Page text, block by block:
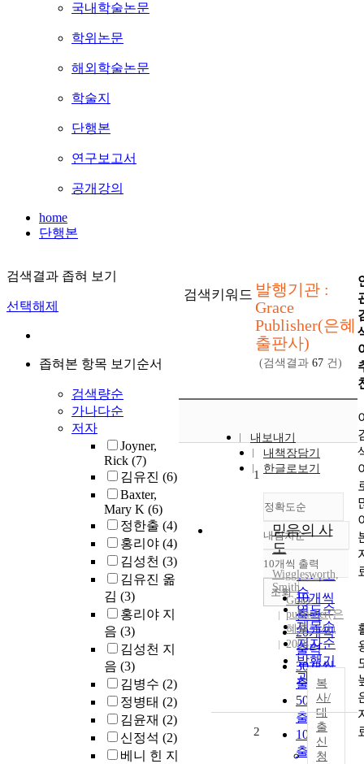
국내학술논문
학위논문
해외학술논문
학술지
단행본
연구보고서
공개강의
home
단행본
검색결과 좁혀 보기
선택해제
좁혀본 항목 보기순서
검색량순
가나다순
저자
Joyner,
Rick (7)
김유진 (6)
Baxter,
Mary K (6)
정한출 (4)
홍리야 (4)
김성천 (3)
김유진 옮
김 (3)
홍리야 지
음 (3)
김성천 지
음 (3)
김병수 (2)
정병태 (2)
김윤재 (2)
신정석 (2)
베니 힌 지
검색키워드 발행기관 :
Grace
Publisher(은혜
출판사)
(검색결과 67 건)
내보내기
내책장담기
한글로보기
정확도순
정확도
순
인기도
순
연도순
제목순
저자순
발행기
관순
내림차순
내림차순
10개씩 출력
10개씩
출력
20개씩
출력
30개씩
출력
50개씩
출력
100개씩
출력
조회
1
믿음의 사
도
Wigglesworth,
Smith
Grace
publisher(은
혜출판사)
2008
복
사/
대
출
신
청
2